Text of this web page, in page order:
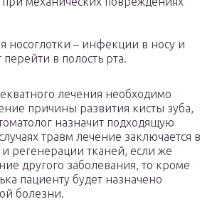
носоглотки – инфекции в носу и
перейти в полость рта.
лечения необходимо
причины развития кисты зуба,
назначит подходящую
травм лечение заключается в
регенерации тканей, если же
другого заболевания, то кроме
пациенту будет назначено
болезни.